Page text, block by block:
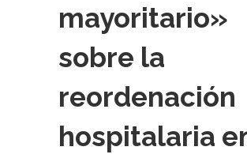
mayoritario»
sobre la
reordenación
hospitalaria